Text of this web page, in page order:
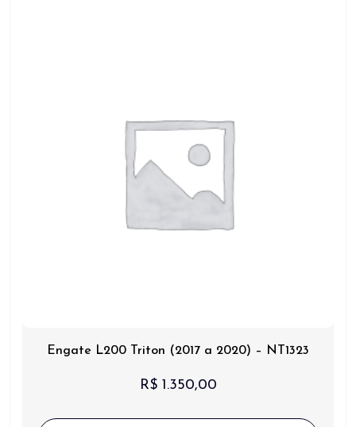
Engate L200 Triton (2017 a 2020) – NT1323
R$1.350,00